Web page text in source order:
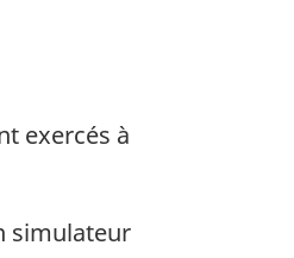
exercés à
simulateur